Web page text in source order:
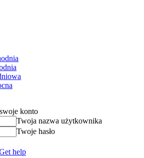
konto
Twoja nazwa użytkownika
Twoje hasło
help